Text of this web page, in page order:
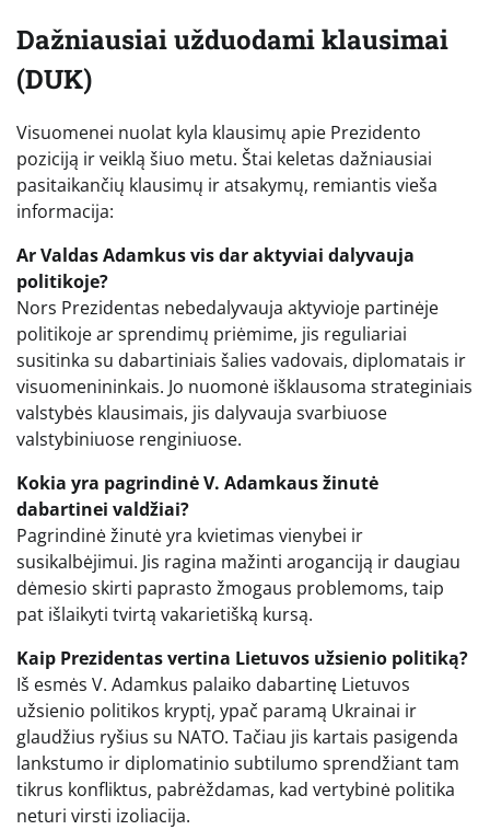
Dažniausiai užduodami klausimai
(DUK)
Visuomenei nuolat kyla klausimų apie Prezidento
poziciją ir veiklą šiuo metu. Štai keletas dažniausiai
pasitaikančių klausimų ir atsakymų, remiantis vieša
informacija:
Ar Valdas Adamkus vis dar aktyviai dalyvauja
politikoje?
Nors Prezidentas nebedalyvauja aktyvioje partinėje
politikoje ar sprendimų priėmime, jis reguliariai
susitinka su dabartiniais šalies vadovais, diplomatais ir
visuomenininkais. Jo nuomonė išklausoma strateginiais
valstybės klausimais, jis dalyvauja svarbiuose
valstybiniuose renginiuose.
Kokia yra pagrindinė V. Adamkaus žinutė
dabartinei valdžiai?
Pagrindinė žinutė yra kvietimas vienybei ir
susikalbėjimui. Jis ragina mažinti aroganciją ir daugiau
dėmesio skirti paprasto žmogaus problemoms, taip
pat išlaikyti tvirtą vakarietišką kursą.
Kaip Prezidentas vertina Lietuvos užsienio politiką?
Iš esmės V. Adamkus palaiko dabartinę Lietuvos
užsienio politikos kryptį, ypač paramą Ukrainai ir
glaudžius ryšius su NATO. Tačiau jis kartais pasigenda
lankstumo ir diplomatinio subtilumo sprendžiant tam
tikrus konfliktus, pabrėždamas, kad vertybinė politika
neturi virsti izoliacija.